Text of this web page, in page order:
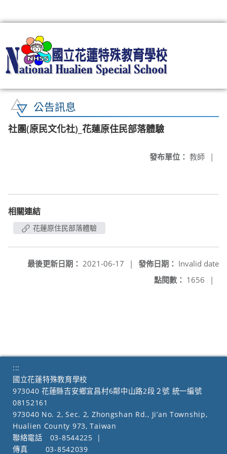
公告訊息
社團(原民文化社)_花蓮原住民部落體驗
發布單位： 教師 |
相關連結
花蓮原住民部落體驗
發佈日期： Invalid date
最後更新日期： 2021-06-17
|
點閱數： 1656 |
:::
國立花蓮特殊教育學校
973040 花蓮縣吉安鄉宜昌村6鄰中山路2段２號 統一編號
08152161
973040 No. 2, Sec. 2, Zhongshan Rd., Ji’an Township,
Hualien County 973, Taiwan
聯絡電話
03-8544225
|
傳真
03-8542039